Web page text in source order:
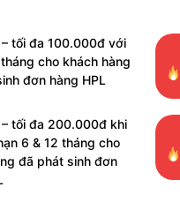
– tối đa 100.000đ với
cho khách hàng
đơn hàng HPL
– tối đa 200.000đ khi
6 & 12 tháng cho
đã phát sinh đơn